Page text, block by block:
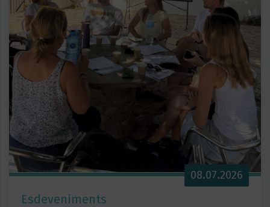
Esdeveniments
08.07.2026